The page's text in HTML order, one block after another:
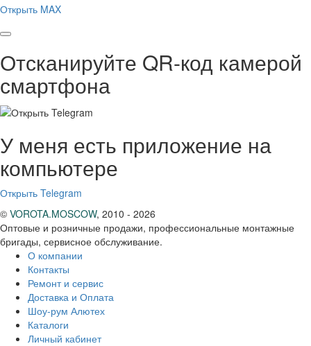
Открыть MAX
Отсканируйте QR-код камерой
смартфона
У меня есть приложение на
компьютере
Открыть Telegram
© VOROTA.MOSCOW, 2010 - 2026
Оптовые и розничные продажи, профессиональные монтажные
бригады, сервисное обслуживание.
О компании
Контакты
Ремонт и сервис
Доставка и Оплата
Шоу-рум Алютех
Каталоги
Личный кабинет